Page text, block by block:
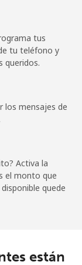
por
por
-
tus
tu teléfono y
queridos.
los mensajes de
Activa la
el monto que
quede
están